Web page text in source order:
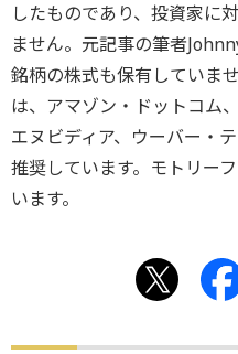
したものであり、投資家に
ません。元記事の筆者
銘柄の株式も保有していま
は、アマゾン・ドットコム
エヌビディア、ウーバー・
推奨しています。モトリー
います。